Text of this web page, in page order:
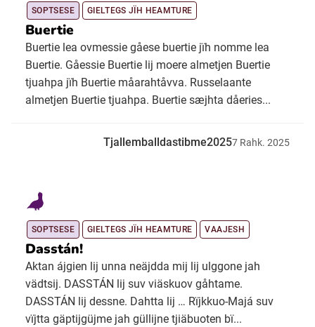
Resanderomani (Romska)
Kelderash (Romska)
SOPTSESE GIELTEGS JÏH HEAMTURE
Buertie
Buertie lea ovmessie gåese buertie jïh nomme lea
Buertie. Gåessie Buertie lij moere almetjen Buertie
tjuahpa jïh Buertie måarahtåvva. Russelaante
almetjen Buertie tjuahpa. Buertie sæjhta dåeries...
Tjallemballdastibme20257 Rahk. 2025
SOPTSESE GIELTEGS JÏH HEAMTURE VAAJESH
Dasstán!
Aktan ájgien lij unna neäjdda mij lij ulggone jah
vädtsij. DASSTÁN lij suv viäskuov gåhtame.
DASSTÁN lij dessne. Dahtta lij … Rïjkkuo-Majá suv
vïjtta gäptijgüjme jah güllijne tjiäbuoten bï...